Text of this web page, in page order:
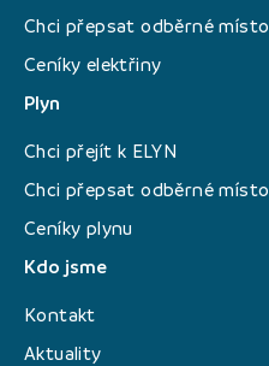
Chci přepsat odběrné místo
Ceníky elektřiny
Plyn
Chci přejít k ELYN
Chci přepsat odběrné místo
Ceníky plynu
Kdo jsme
Kontakt
Aktuality